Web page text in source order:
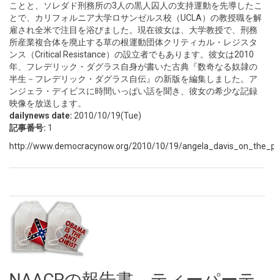
ことと、ソレダド刑務所の3人の黒人囚人の支持運動を先導したこ
とで、カリフォルニア大学ロサンゼルス校（UCLA）の教授職を解
雇され全米で注目を浴びました。現在彼女は、大学教授で、刑務
所産業複合体を廃止する草の根運動団体クリティカル・レジスタ
ンス（Critical Resistance）の設立者でもあります。彼女は2010
年、フレデリック・ダグラス自身が書いた古典『数奇なる奴隷の
半生－フレデリック・ダグラス自伝』の新版を編集しました。ア
ンジェラ・デイビスに時間いっぱい話を聞き、彼女の希少な記録
映像を放送します。
dailynews date: 2010/10/19(Tue)
記事番号: 1
http://www.democracynow.org/2010/10/19/